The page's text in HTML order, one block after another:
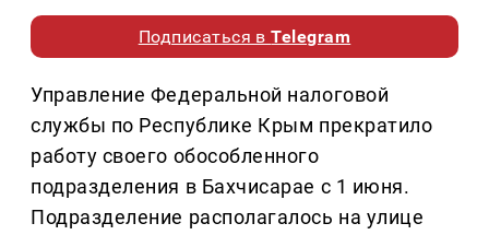
Подписаться вTelegram
Управление Федеральной налоговой
службы по Республике Крым прекратило
работу своего обособленного
подразделения в Бахчисарае с 1 июня.
Подразделение располагалось на улице